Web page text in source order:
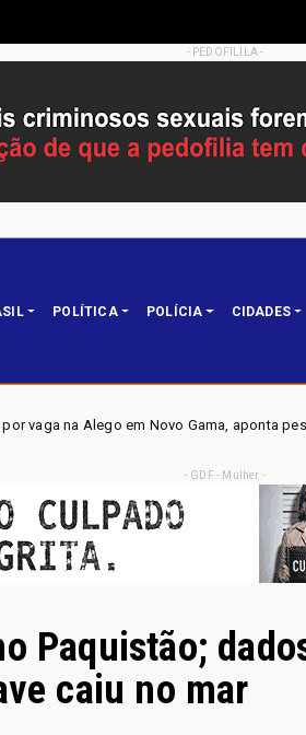
- PEDOFILILA -
POLÍTICA POLÍCIA CIDADES
Gama, aponta pesquisa IGAPE
- GDF - Mulher -
Paquistão;
caiu no mar